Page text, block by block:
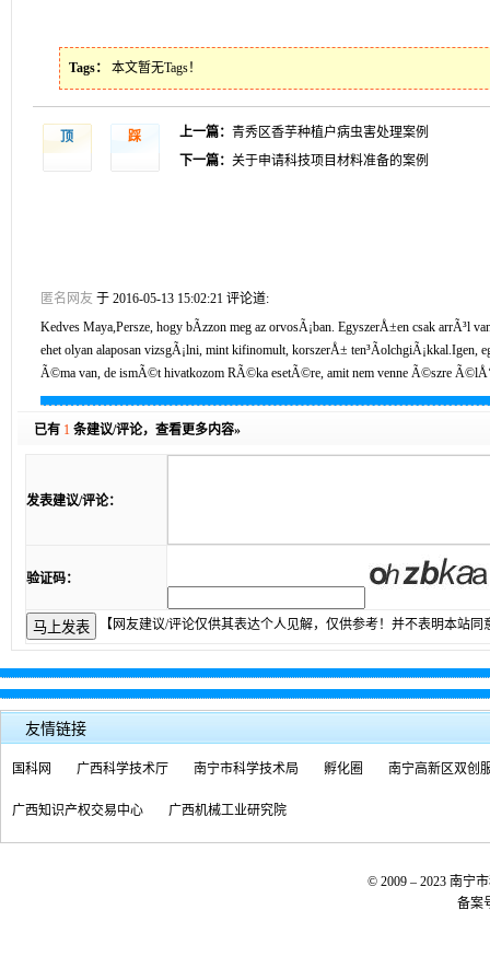
Tags： 本文暂无Tags！
顶 踩 上一篇： 青秀区香芋种植户病虫害处理案例
下一篇： 关于申请科技项目材料准备的案例
匿名网友 于 2016-05-13 15:02:21 评论道:
Kedves Maya,Persze, hogy bÃ­zzon meg az orvosÃ¡ban. EgyszerÅ±en csak arrÃ³l
ehet olyan alaposan vizsgÃ¡lni, mint kifinomult, korszerÅ± ten³ÃolchgiÃ¡kkal.Igen,
Ã©ma van, de ismÃ©t hivatkozom RÃ©ka esetÃ©re, amit nem venne Ã©szre
已有 1 条建议/评论， 查看更多内容»
发表建议/评论：
验证码：
【网友建议/评论仅供其表达个人见解，仅供参考！并不表明本站
友情链接
国科网 广西科学技术厅 南宁市科学技术局 孵化圈 南宁高新区双创
广西知识产权交易中心 广西机械工业研究院
© 2009 – 2023 南宁
备案